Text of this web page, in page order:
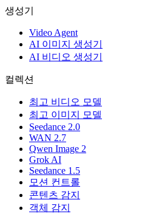
생성기
Video Agent
AI 이미지 생성기
AI 비디오 생성기
컬렉션
최고 비디오 모델
최고 이미지 모델
Seedance 2.0
WAN 2.7
Qwen Image 2
Grok AI
Seedance 1.5
모션 컨트롤
콘텐츠 감지
객체 감지